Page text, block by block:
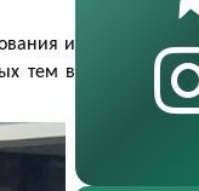
и
тем в